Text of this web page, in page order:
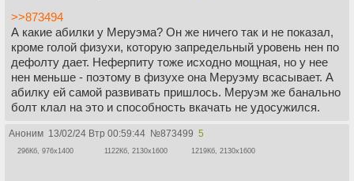
>>873494
А какие абилки у Меруэма? Он же ничего так и не показал,
кроме голой физухи, которую запредельный уровень нен по
дефолту дает. Неферпиту тоже исходно мощная, но у нее
нен меньше - поэтому в физухе она Меруэму всасывает. А
абилку ей самой развивать пришлось. Меруэм же банально
болт клал на это и способность вкачать не удосужился.
Аноним 13/02/24 Втр 00:59:44 №873499 5
296Кб, 976x1400 1122Кб, 2130x1600 1219Кб, 2130x1600